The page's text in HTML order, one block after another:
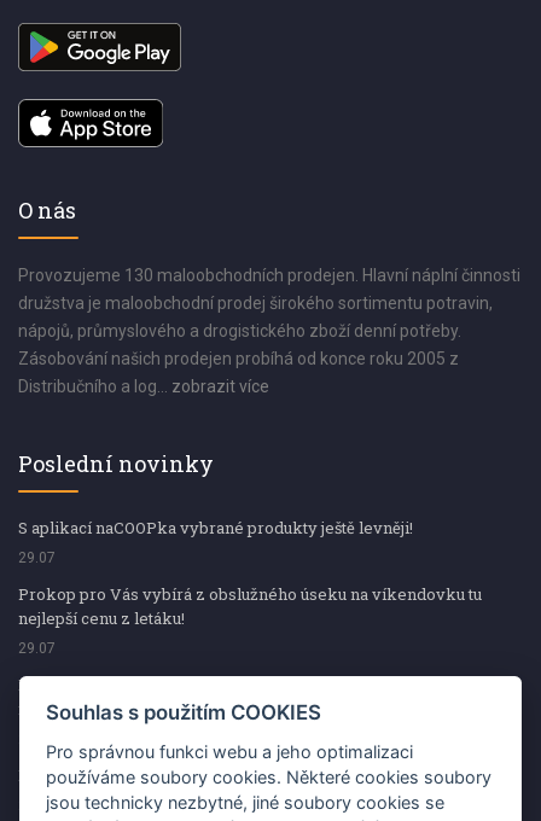
O nás
Provozujeme 130 maloobchodních prodejen. Hlavní náplní činnosti
družstva je maloobchodní prodej širokého sortimentu potravin,
nápojů, průmyslového a drogistického zboží denní potřeby.
Zásobování našich prodejen probíhá od konce roku 2005 z
Distribučního a log... zobrazit více
Poslední novinky
S aplikací naCOOPka vybrané produkty ještě levněji!
29.07
Prokop pro Vás vybírá z obslužného úseku na víkendovku tu
nejlepší cenu z letáku!
29.07
Prokop pro Vás vybírá z obslužného úseku na víkendovku tu
nejlepší cenu z letáku!
Kup špekáčky od Váhaly a vyhraj s naCOOPkou sekerku Fiskars
29.07
Souhlas s použitím COOKIES
Pro správnou funkci webu a jeho optimalizaci
používáme soubory cookies. Některé cookies soubory
jsou technicky nezbytné, jiné soubory cookies se